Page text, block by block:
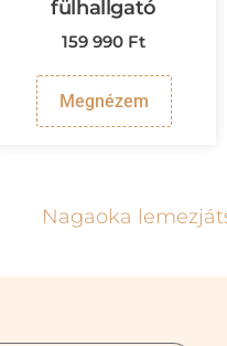
fülhallgató
159 990 Ft
Megnézem